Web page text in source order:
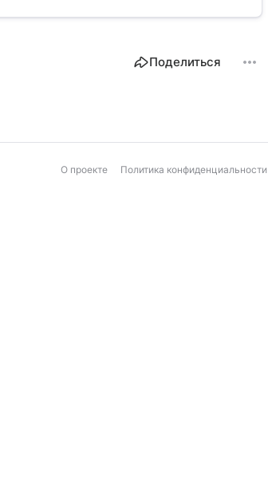
Поделиться
О проекте Политика конфиденциальности